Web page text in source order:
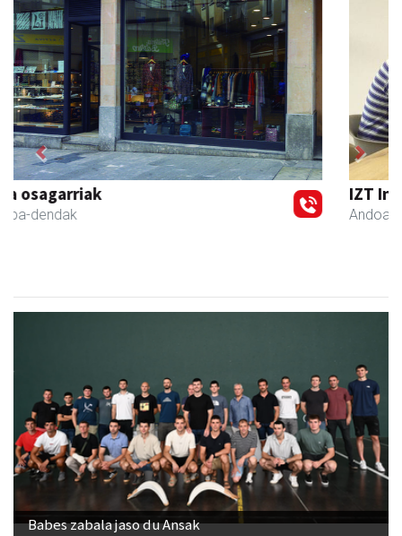
IZT Informatika Zerbitzu Integrala
Andoain - IKT
Previous Next
Babes zabala jaso du Ansak